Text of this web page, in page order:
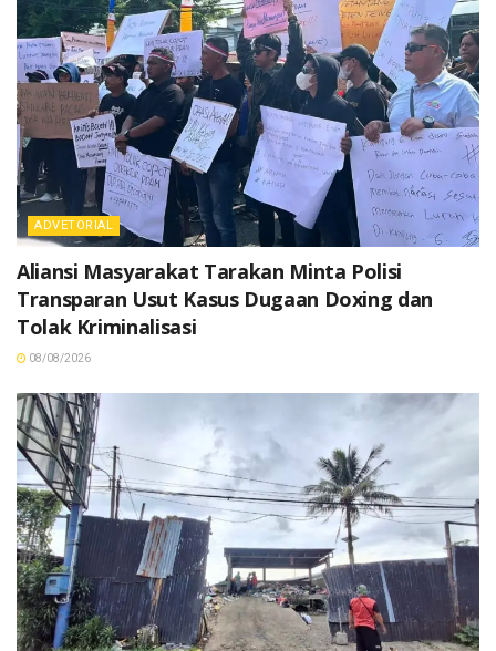
ADVETORIAL
Aliansi Masyarakat Tarakan Minta Polisi
Transparan Usut Kasus Dugaan Doxing dan
Tolak Kriminalisasi
08/08/2026